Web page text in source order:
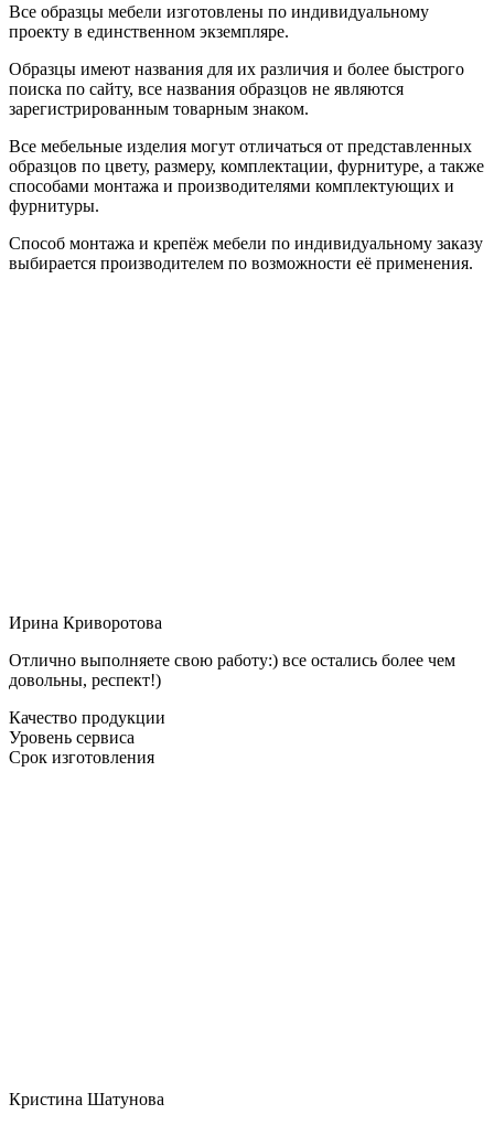
Все образцы мебели изготовлены по индивидуальному
проекту в единственном экземпляре.
Образцы имеют названия для их различия и более быстрого
поиска по сайту, все названия образцов не являются
зарегистрированным товарным знаком.
Все мебельные изделия могут отличаться от представленных
образцов по цвету, размеру, комплектации, фурнитуре, а также
способами монтажа и производителями комплектующих и
фурнитуры.
Способ монтажа и крепёж мебели по индивидуальному заказу
выбирается производителем по возможности её применения.
Ирина Криворотова
Отлично выполняете свою работу:) все остались более чем
довольны, респект!)
Качество продукции
Уровень сервиса
Срок изготовления
Кристина Шатунова